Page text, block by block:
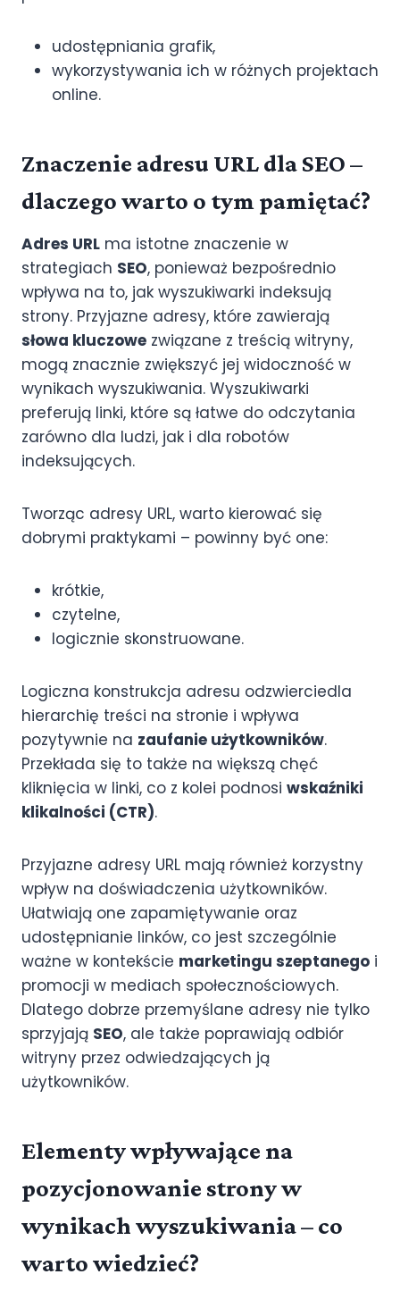
udostępniania grafik,
wykorzystywania ich w różnych projektach
online.
Znaczenie adresu URL dla SEO –
dlaczego warto o tym pamiętać?
Adres URL ma istotne znaczenie w
strategiach SEO, ponieważ bezpośrednio
wpływa na to, jak wyszukiwarki indeksują
strony. Przyjazne adresy, które zawierają
słowa kluczowe związane z treścią witryny,
mogą znacznie zwiększyć jej widoczność w
wynikach wyszukiwania. Wyszukiwarki
preferują linki, które są łatwe do odczytania
zarówno dla ludzi, jak i dla robotów
indeksujących.
Tworząc adresy URL, warto kierować się
dobrymi praktykami – powinny być one:
krótkie,
czytelne,
logicznie skonstruowane.
Logiczna konstrukcja adresu odzwierciedla
hierarchię treści na stronie i wpływa
pozytywnie na zaufanie użytkowników.
Przekłada się to także na większą chęć
kliknięcia w linki, co z kolei podnosi wskaźniki
klikalności (CTR).
Przyjazne adresy URL mają również korzystny
wpływ na doświadczenia użytkowników.
Ułatwiają one zapamiętywanie oraz
udostępnianie linków, co jest szczególnie
ważne w kontekście marketingu szeptanego i
promocji w mediach społecznościowych.
Dlatego dobrze przemyślane adresy nie tylko
sprzyjają SEO, ale także poprawiają odbiór
witryny przez odwiedzających ją
użytkowników.
Elementy wpływające na
pozycjonowanie strony w
wynikach wyszukiwania – co
warto wiedzieć?